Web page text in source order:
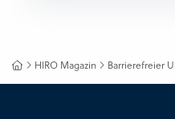
HIRO Magazin Barrierefreier